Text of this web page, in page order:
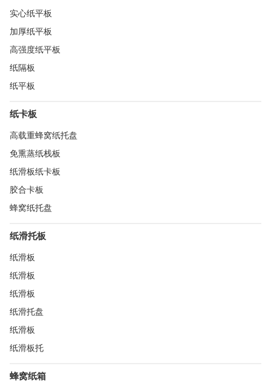
实心纸平板
加厚纸平板
高强度纸平板
纸隔板
纸平板
纸卡板
高载重蜂窝纸托盘
免熏蒸纸栈板
纸滑板纸卡板
胶合卡板
蜂窝纸托盘
纸滑托板
纸滑板
纸滑板
纸滑板
纸滑托盘
纸滑板
纸滑板托
蜂窝纸箱